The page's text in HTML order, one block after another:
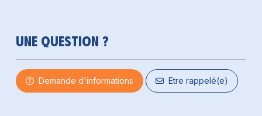
Une question ?
Demande d'informations Etre rappelé(e)